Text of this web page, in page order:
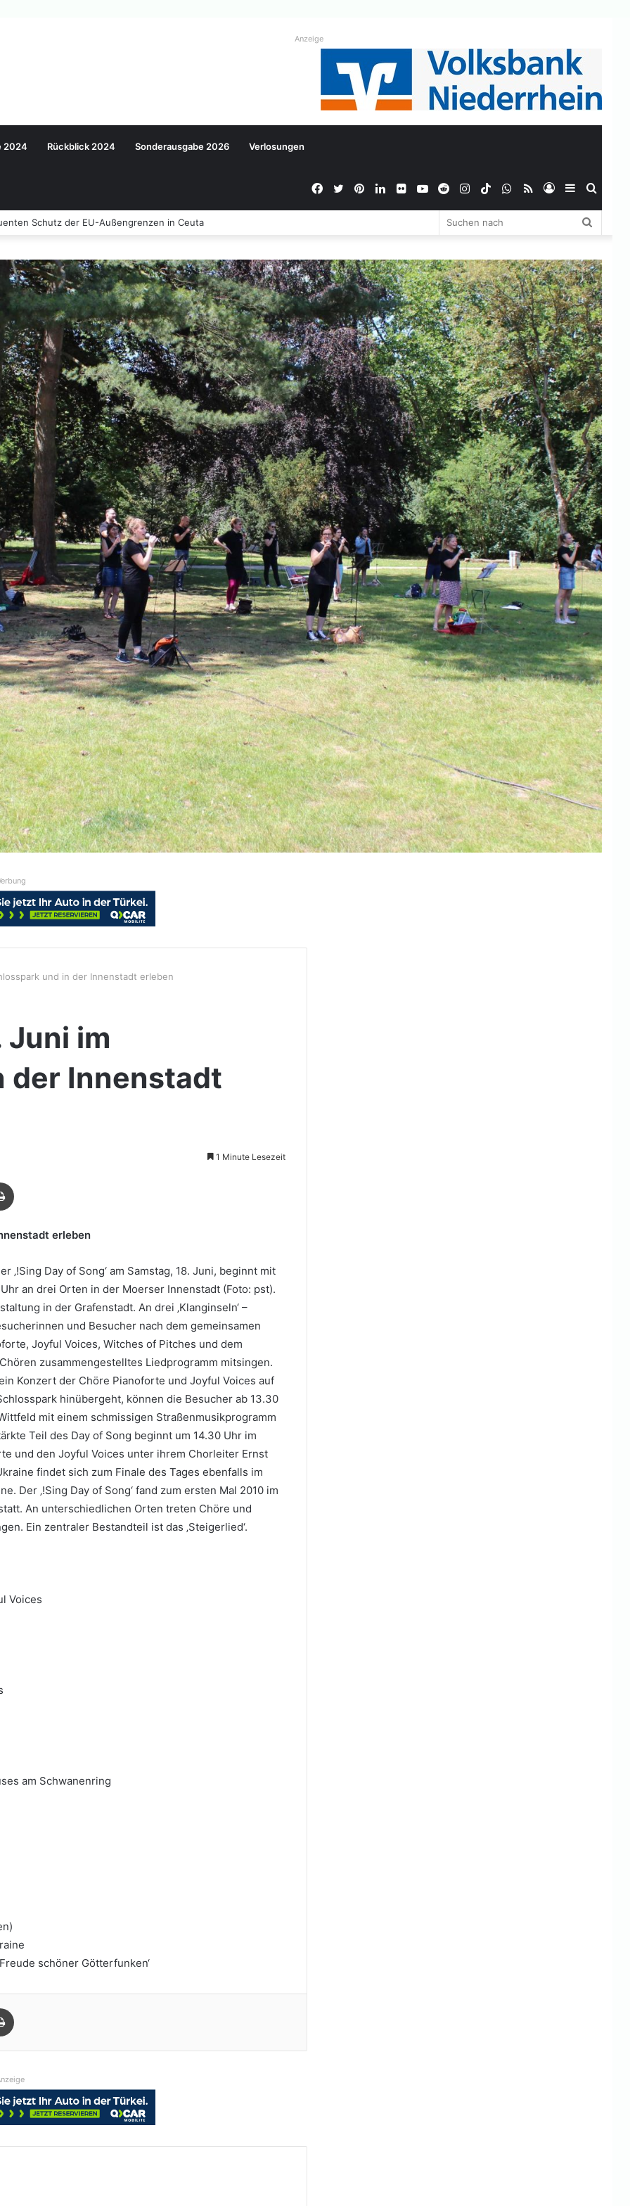
Anzeige
2024 Rückblick 2024 Sonderausgabe 2026 Verlosungen
Sidebar
Anmelden
RSS
WhatsApp
TikTok
Instagram
Reddit
YouTube
Flickr
LinkedIn
Pinterest
Twitter
Facebook
Schutz der EU-Außengrenzen in Ceuta
und in der Innenstadt erleben
Juni im
der Innenstadt
1 Minute Lesezeit
erleben
‚!Sing Day of Song‘ am Samstag, 18. Juni, beginnt mit
an drei Orten in der Moerser Innenstadt (Foto: pst).
in der Grafenstadt. An drei ‚Klanginseln‘ –
und Besucher nach dem gemeinsamen
Joyful Voices, Witches of Pitches und dem
zusammengestelltes Liedprogramm mitsingen.
Konzert der Chöre Pianoforte und Joyful Voices auf
hinübergeht, können die Besucher ab 13.30
mit einem schmissigen Straßenmusikprogramm
Teil des Day of Song beginnt um 14.30 Uhr im
und den Joyful Voices unter ihrem Chorleiter Ernst
findet sich zum Finale des Tages ebenfalls im
Der ‚!Sing Day of Song‘ fand zum ersten Mal 2010 im
An unterschiedlichen Orten treten Chöre und
Ein zentraler Bestandteil ist das ‚Steigerlied‘.
Voices
am Schwanenring
schöner Götterfunken‘